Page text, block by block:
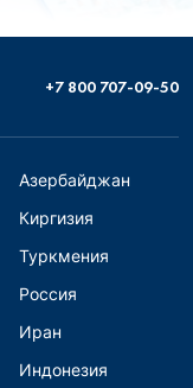
+7 800 707-09-50
Азербайджан
Киргизия
Туркмения
Россия
Иран
Индонезия